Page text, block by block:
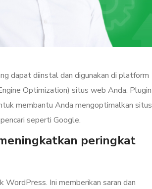
dapat diinstal dan digunakan di platform
Optimization) situs web Anda. Plugin
membantu Anda mengoptimalkan situs
seperti Google.
peringkat
Ini memberikan saran dan